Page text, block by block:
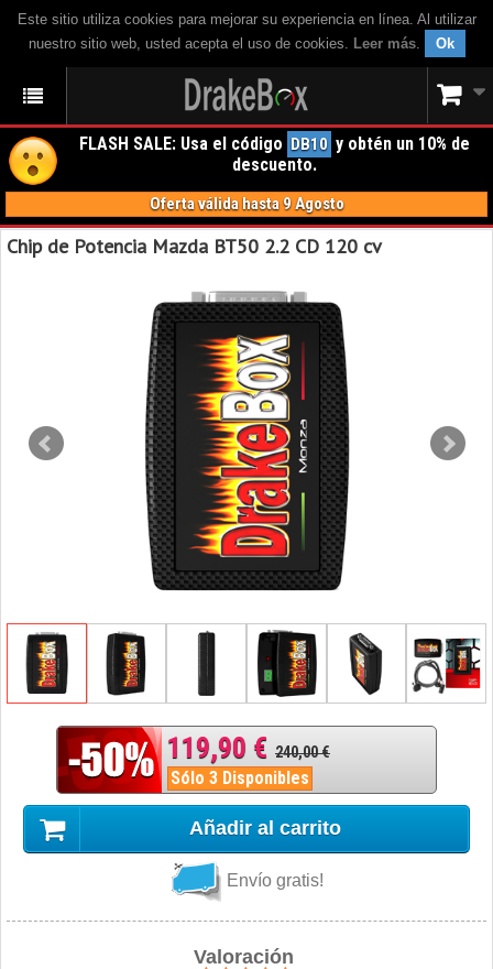
Este sitio utiliza cookies para mejorar su experiencia en línea. Al utilizar
nuestro sitio web, usted acepta el uso de cookies. Leer más. Ok
FLASH SALE: Usa el código DB10 y obtén un 10% de
descuento.
Oferta válida hasta 9 Agosto
Chip de Potencia Mazda BT50 2.2 CD 120 cv
119,90 € 240,00 €
Sólo 3 Disponibles
Añadir al carrito
Envío gratis!
Valoración